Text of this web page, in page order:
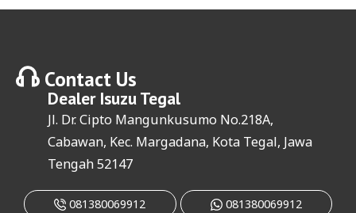
Contact Us
Dealer Isuzu Tegal
Jl. Dr. Cipto Mangunkusumo No.218A,
Cabawan, Kec. Margadana, Kota Tegal, Jawa
Tengah 52147
081380069912 081380069912